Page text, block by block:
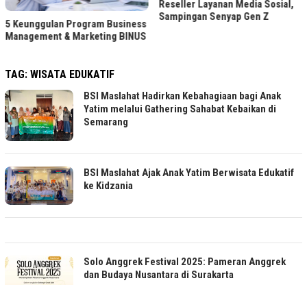
5 Keunggulan Program Business
Management & Marketing BINUS
Reseller Layanan Media Sosial,
Sampingan Senyap Gen Z
TAG: WISATA EDUKATIF
BSI Maslahat Hadirkan Kebahagiaan bagi Anak
Yatim melalui Gathering Sahabat Kebaikan di
Semarang
BSI Maslahat Ajak Anak Yatim Berwisata Edukatif
ke Kidzania
Solo Anggrek Festival 2025: Pameran Anggrek
dan Budaya Nusantara di Surakarta